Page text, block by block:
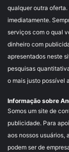
qualquer outra
imediatamente.
serviços com o qual
dinheiro com
apresentados neste
pesquisas
o mais justo possível
Informação sobre
Somos um site de
publicidade. Para
aos nossos usuários,
podem ser de